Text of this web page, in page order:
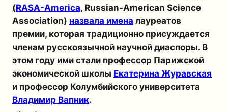
(RASA-America, Russian-American Science
Association) назвала имена лауреатов
премии, которая традиционно присуждается
членам русскоязычной научной диаспоры. В
этом году ими стали профессор Парижской
экономической школы Екатерина Журавская
и профессор Колумбийского университета
Владимир Вапник.